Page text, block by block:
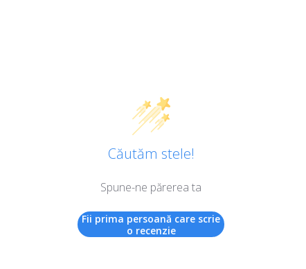
Căutăm stele!
Spune-ne părerea ta
Fii prima persoană care scrie
o recenzie